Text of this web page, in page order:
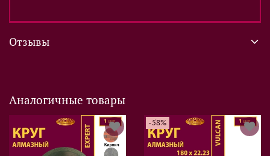
Отзывы
Аналогичные товары
-58%